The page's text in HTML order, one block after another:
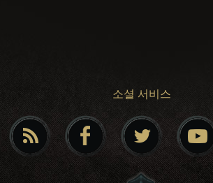
소셜 서비스